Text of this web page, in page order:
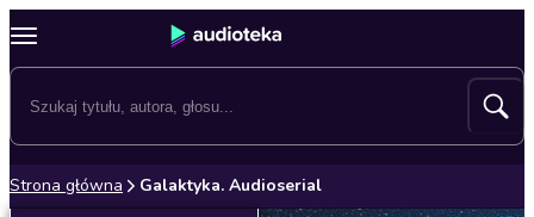
Strona główna Galaktyka. Audioserial